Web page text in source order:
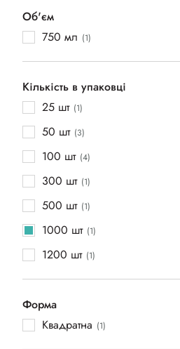
Об'єм
750 мл (1)
Кількість в упаковці
25 шт (1)
50 шт (3)
100 шт (4)
300 шт (1)
500 шт (1)
1000 шт (1)
1200 шт (1)
Форма
Квадратна (1)